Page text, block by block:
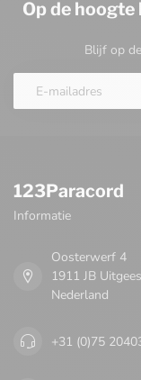
Op de
Blijf op
123Paracord
Informatie
Oosterwerf 4
1911 JB
Nederland
+31 (0)75